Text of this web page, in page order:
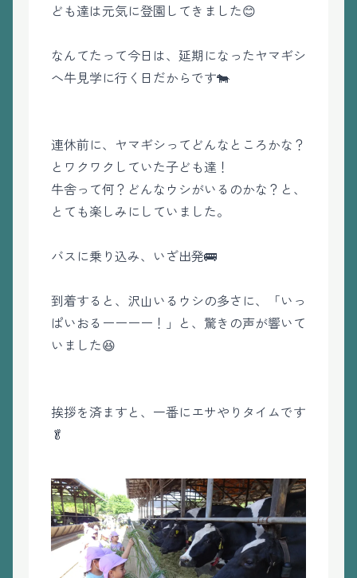
ども達は元気に登園してきました😊
なんてたって今日は、延期になったヤマギシ
へ牛見学に行く日だからです🐄
連休前に、ヤマギシってどんなところかな？
とワクワクしていた子ども達！
牛舎って何？どんなウシがいるのかな？と、
とても楽しみにしていました。
バスに乗り込み、いざ出発🚌
到着すると、沢山いるウシの多さに、「いっ
ぱいおるーーーー！」と、驚きの声が響いて
いました😆
挨拶を済ますと、一番にエサやりタイムです
🥬